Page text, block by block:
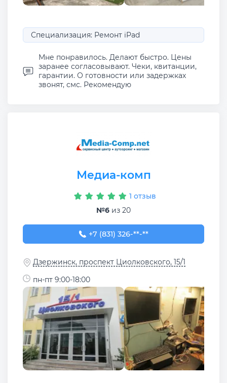
Специализация: Ремонт iPad
Мне понравилось. Делают быстро. Цены
заранее согласовывают. Чеки, квитанции,
гарантии. О готовности или задержках
звонят, смс. Рекомендую
Медиа-комп
1 отзыв
№6 из 20
+7 (831) 326-28-58
+7 (831) 326-**-**
Дзержинск, проспект Циолковского, 15/1
пн-пт 9:00-18:00